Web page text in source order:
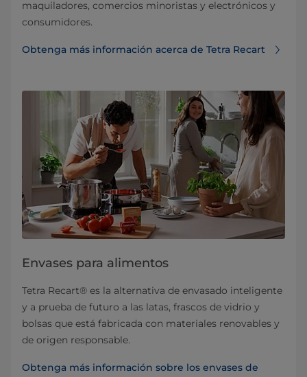
maquiladores, comercios minoristas y electrónicos y
consumidores.
Obtenga más información acerca de Tetra Recart
Envases para alimentos
Tetra Recart® es la alternativa de envasado inteligente
y a prueba de futuro a las latas, frascos de vidrio y
bolsas que está fabricada con materiales renovables y
de origen responsable.
Obtenga más información sobre los envases de